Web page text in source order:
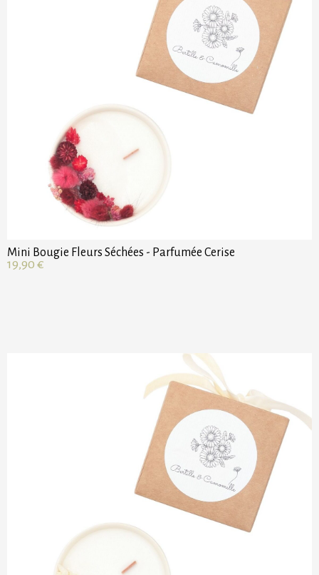
Mini Bougie Fleurs Séchées - Parfumée Cerise
19,90 €